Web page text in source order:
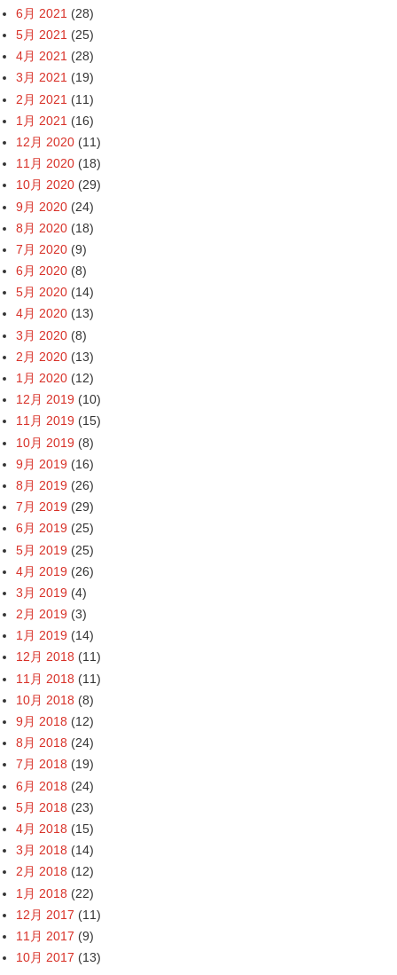
6月 2021 (28)
5月 2021 (25)
4月 2021 (28)
3月 2021 (19)
2月 2021 (11)
1月 2021 (16)
12月 2020 (11)
11月 2020 (18)
10月 2020 (29)
9月 2020 (24)
8月 2020 (18)
7月 2020 (9)
6月 2020 (8)
5月 2020 (14)
4月 2020 (13)
3月 2020 (8)
2月 2020 (13)
1月 2020 (12)
12月 2019 (10)
11月 2019 (15)
10月 2019 (8)
9月 2019 (16)
8月 2019 (26)
7月 2019 (29)
6月 2019 (25)
5月 2019 (25)
4月 2019 (26)
3月 2019 (4)
2月 2019 (3)
1月 2019 (14)
12月 2018 (11)
11月 2018 (11)
10月 2018 (8)
9月 2018 (12)
8月 2018 (24)
7月 2018 (19)
6月 2018 (24)
5月 2018 (23)
4月 2018 (15)
3月 2018 (14)
2月 2018 (12)
1月 2018 (22)
12月 2017 (11)
11月 2017 (9)
10月 2017 (13)